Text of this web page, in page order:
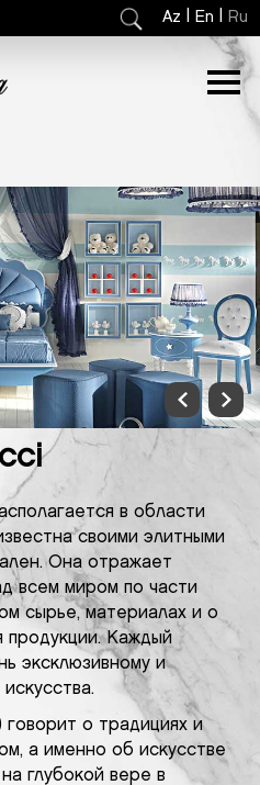
Az En Ru
в области
своими элитными
Она отражает
всем миром по части
сырье, материалах и о
продукции. Каждый
эксклюзивному и
говорит о традициях и
а именно об искусстве
глубокой вере в